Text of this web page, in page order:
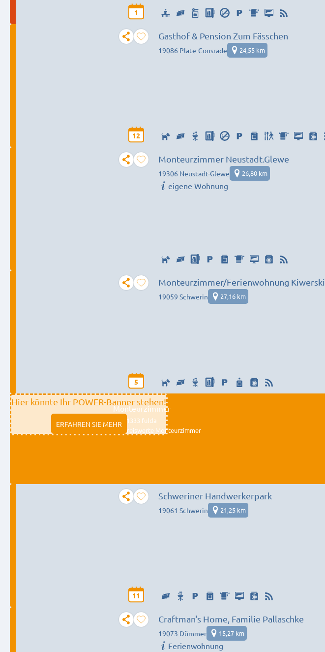
1
12
Gasthof & Pension Zum Fässchen
19086 Plate-Consrade 24,55 km
Monteurzimmer Neustadt.Glewe
19306 Neustadt-Glewe 26,80 km
eigene Wohnung
5
Monteurzimmer/Ferienwohnung Kiwerski
19059 Schwerin 27,16 km
Hier könnte Ihr POWER-Banner stehen!
ERFAHREN SIE MEHR
Monteurzimmer
11333 fulda
Preiswerte Monteurzimmer
11
Schweriner Handwerkerpark
19061 Schwerin 21,25 km
Craftman's Home, Familie Pallaschke
19073 Dümmer 15,27 km
Ferienwohnung